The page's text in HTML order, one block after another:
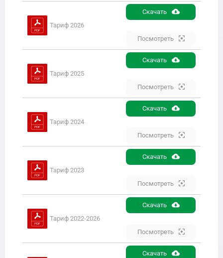
Тариф 2026
Скачать
Посмотреть
Тариф 2025
Скачать
Посмотреть
Тариф 2024
Скачать
Посмотреть
Тариф 2023
Скачать
Посмотреть
Тариф 2022-2026
Скачать
Посмотреть
Скачать